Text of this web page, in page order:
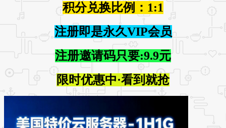
积分兑换比例：1:1
注册即是永久VIP会员
注册邀请码只要:9.9元
限时优惠中·看到就抢